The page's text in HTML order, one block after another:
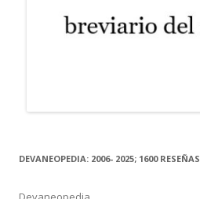
DEVANEOPEDIA: 2006- 2025; 1600 RESEÑAS